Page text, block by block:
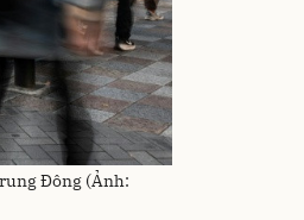
Đông (Ảnh: